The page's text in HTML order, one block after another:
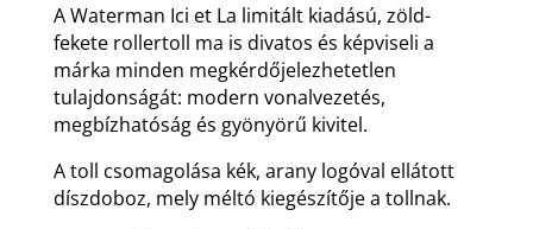
A Waterman Ici et La limitált kiadású, zöld-
fekete rollertoll ma is divatos és képviseli a
márka minden megkérdőjelezhetetlen
tulajdonságát: modern vonalvezetés,
megbízhatóság és gyönyörű kivitel.
A toll csomagolása kék, arany logóval ellátott
díszdoboz, mely méltó kiegészítője a tollnak.